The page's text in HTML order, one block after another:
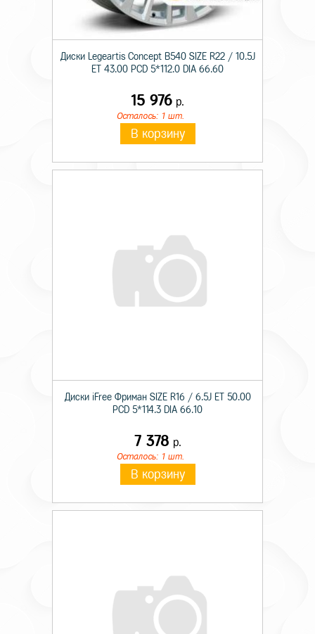
Диски Legeartis Concept B540 SIZE R22 / 10.5J
ET 43.00 PCD 5*112.0 DIA 66.60
15 976 р.
Осталось: 1 шт.
В корзину
Диски iFree Фриман SIZE R16 / 6.5J ET 50.00
PCD 5*114.3 DIA 66.10
7 378 р.
Осталось: 1 шт.
В корзину